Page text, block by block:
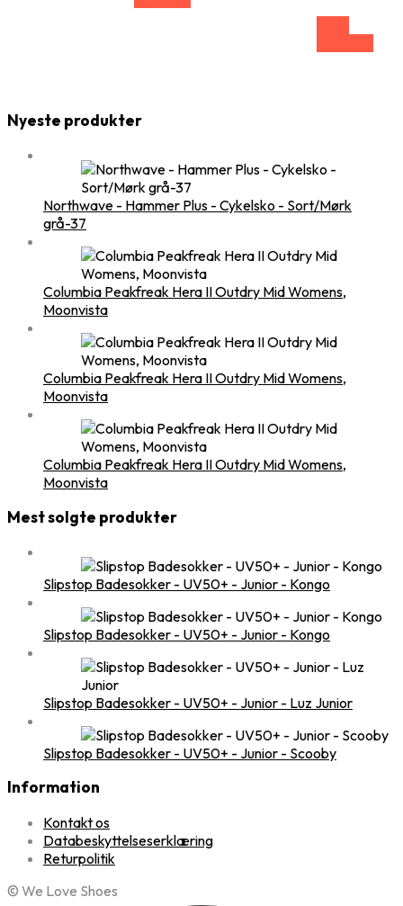
Nyeste produkter
Northwave - Hammer Plus - Cykelsko - Sort/Mørk
grå-37
Columbia Peakfreak Hera II Outdry Mid Womens,
Moonvista
Columbia Peakfreak Hera II Outdry Mid Womens,
Moonvista
Columbia Peakfreak Hera II Outdry Mid Womens,
Moonvista
Mest solgte produkter
Slipstop Badesokker - UV50+ - Junior - Kongo
Slipstop Badesokker - UV50+ - Junior - Kongo
Slipstop Badesokker - UV50+ - Junior - Luz Junior
Slipstop Badesokker - UV50+ - Junior - Scooby
Information
Kontakt os
Databeskyttelseserklæring
Returpolitik
© We Love Shoes